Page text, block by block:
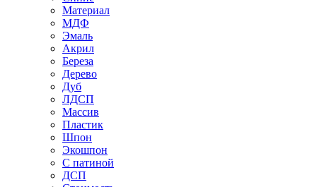
Материал
МДФ
Эмаль
Акрил
Береза
Дерево
Дуб
ЛДСП
Массив
Пластик
Шпон
Экошпон
С патиной
ДСП